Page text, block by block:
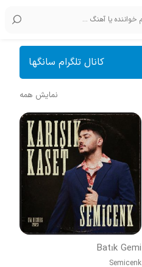
کانال تلگرام سانگها
نمایش همه
Batık Gemi
Semicenk